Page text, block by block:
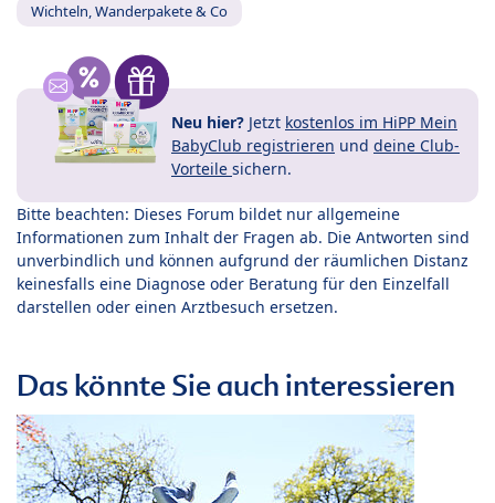
Wichteln, Wanderpakete & Co
Neu hier? Jetzt kostenlos im HiPP Mein
BabyClub registrieren und deine Club-
Vorteile sichern.
Bitte beachten: Dieses Forum bildet nur allgemeine
Informationen zum Inhalt der Fragen ab. Die Antworten sind
unverbindlich und können aufgrund der räumlichen Distanz
keinesfalls eine Diagnose oder Beratung für den Einzelfall
darstellen oder einen Arztbesuch ersetzen.
Das könnte Sie auch interessieren